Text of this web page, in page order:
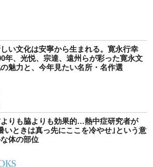
い文化は安寧から生まれる。寛永行幸
年、光悦、宗達、遠州らが彩った寛永文
魅力と、今年見たい名所・名作選
りも脇よりも効果的…熱中症研究者が
いときは真っ先にここを冷やせ｣という意
体の部位